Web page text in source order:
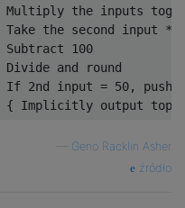
the inputs
the second input
Subtract 100
Divide and round
If 2nd input = 50, push
Geno Racklin Asher
źródło